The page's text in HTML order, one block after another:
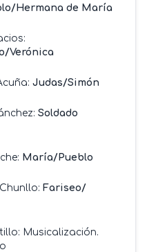
Hermana de María
Verónica
Judas/Simón
Soldado
María/Pueblo
Fariseo/
Musicalización.